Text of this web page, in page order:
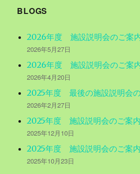
BLOGS
2026年度 施設説明会のご案内
2026年5月27日
2026年度 施設説明会のご案
2026年4月20日
2025年度 最後の施設説明会
2026年2月27日
2025年度 施設説明会のご案内
2025年12月10日
2025年度 施設説明会のご案内
2025年10月23日